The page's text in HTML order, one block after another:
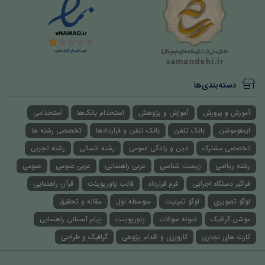
دسته‌بندی‌ها
آموزش و پرورش آموزش و پژوهش استخدام بانک‌ها
استخدامی
اینفوموشن
بانک تلفن بانک تلفن و قراردادها
تخصصی رشته ها
تخصصی مشترک
دین و زندگی عمومی رشته انسانی
رشته تجربی
رشته ریاضی
زیست شناسی عربی راهنمایی عربی عمومی
عمومی
فراگیر دستگاه اجرایی
فرم قرارداد قالب پاورپوینت
قرآن راهنمایی
لوگو تصویری
لوگو تمپلیت متوسطه اول
مقاله و تحقیق
موشن گرافیک
نمونه سوالات پاورپوینت
پیام آسمانی راهنمایی
کارت های تجاری
کارورزی و اقدام پژوهی گرافیک و طراحی